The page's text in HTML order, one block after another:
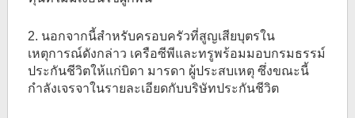
2. นอกจากนี้สำหรับครอบครัวที่สูญเสียบุตรใน
เหตุการณ์ดังกล่าว เครือซีพีและทรูพร้อมมอบกรมธรรม์
ประกันชีวิตให้แก่บิดา มารดา ผู้ประสบเหตุ ซึ่งขณะนี้
กำลังเจรจาในรายละเอียดกับบริษัทประกันชีวิต